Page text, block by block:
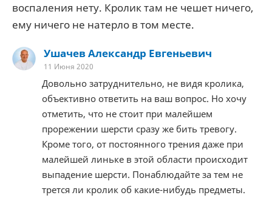
воспаления нету. Кролик там не чешет ничего,
ему ничего не натерло в том месте.
Ушачев Александр Евгеньевич
11 Июня 2020
Довольно затруднительно, не видя кролика,
объективно ответить на ваш вопрос. Но хочу
отметить, что не стоит при малейшем
прорежении шерсти сразу же бить тревогу.
Кроме того, от постоянного трения даже при
малейшей линьке в этой области происходит
выпадение шерсти. Понаблюдайте за тем не
трется ли кролик об какие-нибудь предметы.